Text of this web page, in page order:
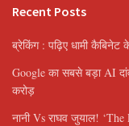
Recent Posts
ब्रेकिंग : पढ़िए धामी
Google का सबसे बड़ा AI
करोड़
नानी Vs राघव जुयाल!